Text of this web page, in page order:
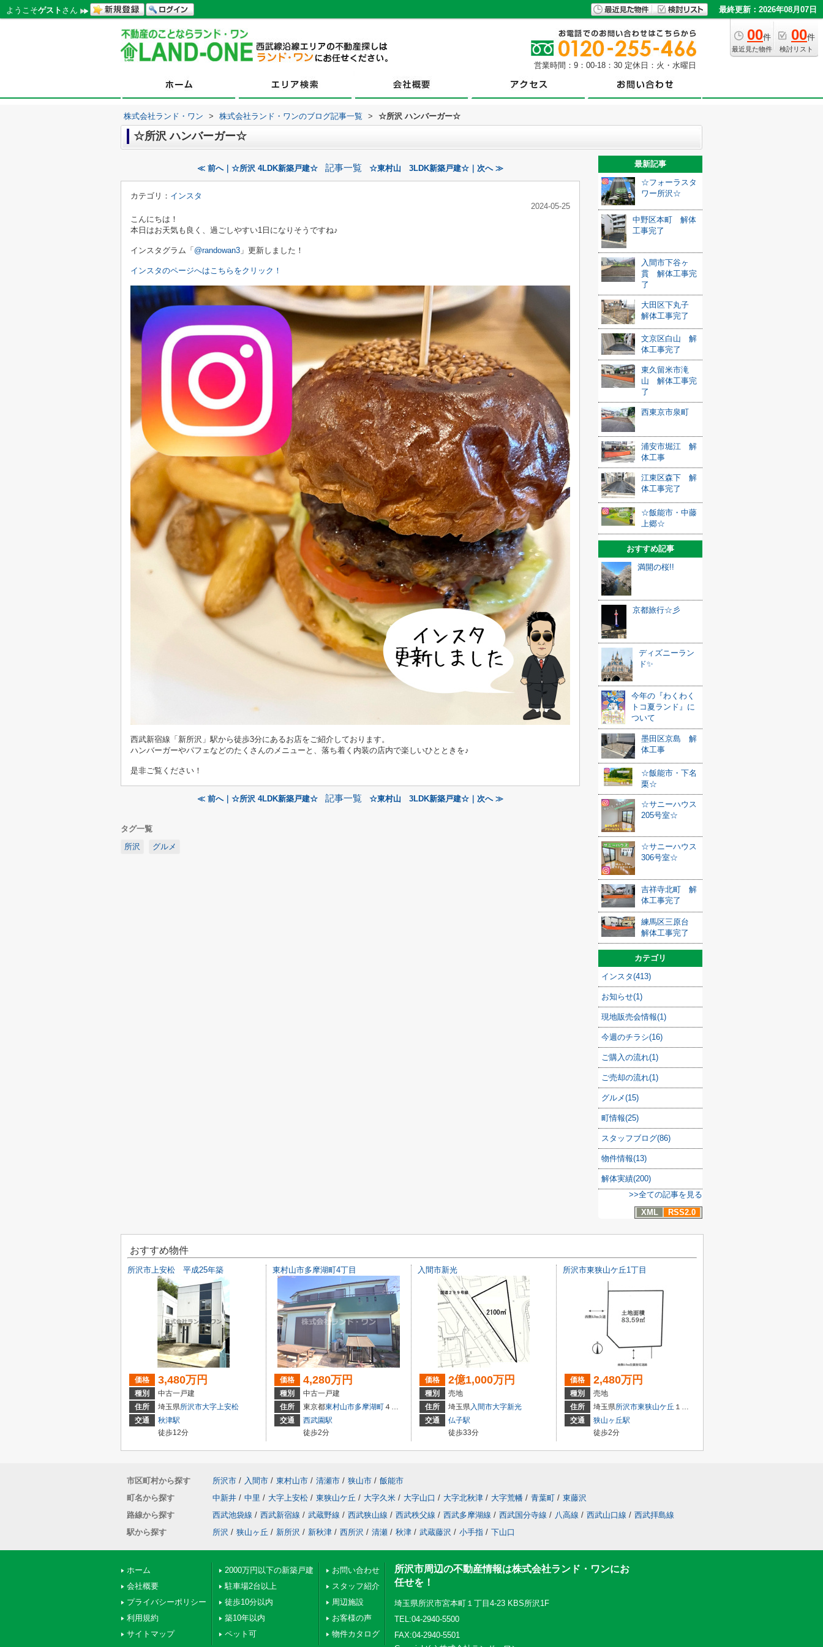
ようこそゲスト さん 最終更新：2026年08月07日
00件
最近見た物件
00件
検討リスト
営業時間：9：00-18：30 定休日：火・水曜日
株式会社ランド・ワン > 株式会社ランド・ワンのブログ記事一覧 > ☆所沢 ハンバーガー☆
☆所沢 ハンバーガー☆
≪ 前へ｜☆所沢 4LDK新築戸建☆ 記事一覧 ☆東村山 3LDK新築戸建☆｜次へ ≫
カテゴリ： インスタ
2024-05-25
こんにちは！
本日はお天気も良く、過ごしやすい1日になりそうですね♪
インスタグラム「 @randowan3 」更新しました！
インスタのページへはこちらをクリック！
西武新宿線「新所沢」駅から徒歩3分にあるお店をご紹介しております。
ハンバーガーやパフェなどのたくさんのメニューと、落ち着く内装の店内で楽しいひとときを♪
是非ご覧ください！
≪ 前へ｜☆所沢 4LDK新築戸建☆ 記事一覧 ☆東村山 3LDK新築戸建☆｜次へ ≫
タグ一覧
所沢
グルメ
最新記事
☆フォーラスタ
ワー所沢☆
中野区本町 解体
工事完了
入間市下谷ヶ
貫 解体工事完
了
大田区下丸子
解体工事完了
文京区白山 解
体工事完了
東久留米市滝
山 解体工事完
了
西東京市泉町
浦安市堀江 解
体工事
江東区森下 解
体工事完了
☆飯能市・中藤
上郷☆
おすすめ記事
満開の桜!!
京都旅行☆彡
ディズニーラン
ド✨
今年の『わくわく
トコ夏ランド』に
ついて
墨田区京島 解
体工事
☆飯能市・下名
栗☆
☆サニーハウス
205号室☆
☆サニーハウス
306号室☆
吉祥寺北町 解
体工事完了
練馬区三原台
解体工事完了
カテゴリ
インスタ(413)
お知らせ(1)
現地販売会情報(1)
今週のチラシ(16)
ご購入の流れ(1)
ご売却の流れ(1)
グルメ(15)
町情報(25)
スタッフブログ(86)
物件情報(13)
解体実績(200)
>>全ての記事を見る
XML
RSS2.0
おすすめ物件
所沢市上安松 平成25年築
価格 3,480万円
種別
中古一戸建
住所
埼玉県所沢市大字上安松
交通
秋津駅
徒歩12分
東村山市多摩湖町4丁目
価格 4,280万円
種別
中古一戸建
住所
東京都東村山市多摩湖町４丁目
交通
西武園駅
徒歩2分
入間市新光
価格 2億1,000万円
種別
売地
住所
埼玉県入間市大字新光
交通
仏子駅
徒歩33分
所沢市東狭山ケ丘1丁目
価格 2,480万円
種別
売地
住所
埼玉県所沢市東狭山ケ丘 １丁目
交通
狭山ヶ丘駅
徒歩2分
市区町村から探す 所沢市 / 入間市 / 東村山市 / 清瀬市 / 狭山市 / 飯能市
町名から探す
中新井 / 中里 / 大字上安松 / 東狭山ケ丘 / 大字久米 / 大字山口 / 大字北秋津 / 大字荒幡 / 青葉町 / 東藤沢
路線から探す
西武池袋線 / 西武新宿線 / 武蔵野線 / 西武狭山線 / 西武秩父線 / 西武多摩湖線 / 西武国分寺線 / 八高線 / 西武山口線 / 西武拝島線
駅から探す
所沢 / 狭山ヶ丘 / 新所沢 / 新秋津 / 西所沢 / 清瀬 / 秋津 / 武蔵藤沢 / 小手指 / 下山口
ホーム
会社概要
プライバシーポリシー
利用規約
サイトマップ
2000万円以下の新築戸建
駐車場2台以上
徒歩10分以内
築10年以内
ペット可
お問い合わせ
スタッフ紹介
周辺施設
お客様の声
物件カタログ
所沢市周辺の不動産情報は株式会社ランド・ワンにお
任せを！
埼玉県所沢市宮本町１丁目4-23 KBS所沢1F
TEL:04-2940-5500
FAX:04-2940-5501